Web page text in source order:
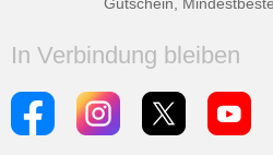
In Verbindung bleiben